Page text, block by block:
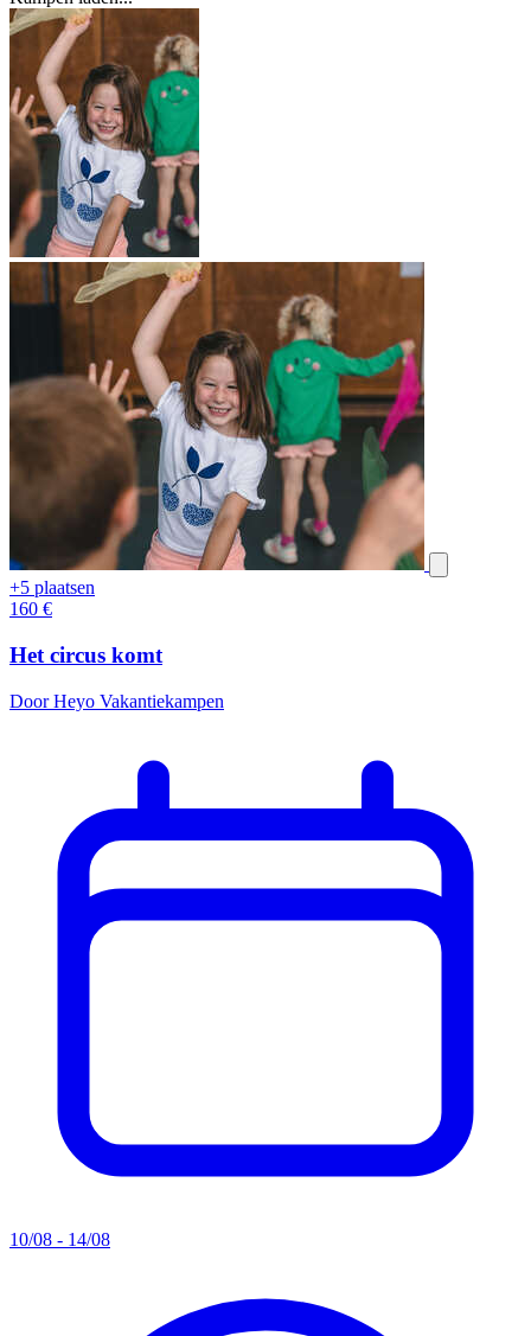
+5 plaatsen
160 €
Het circus komt
Door Heyo Vakantiekampen
10/08 - 14/08